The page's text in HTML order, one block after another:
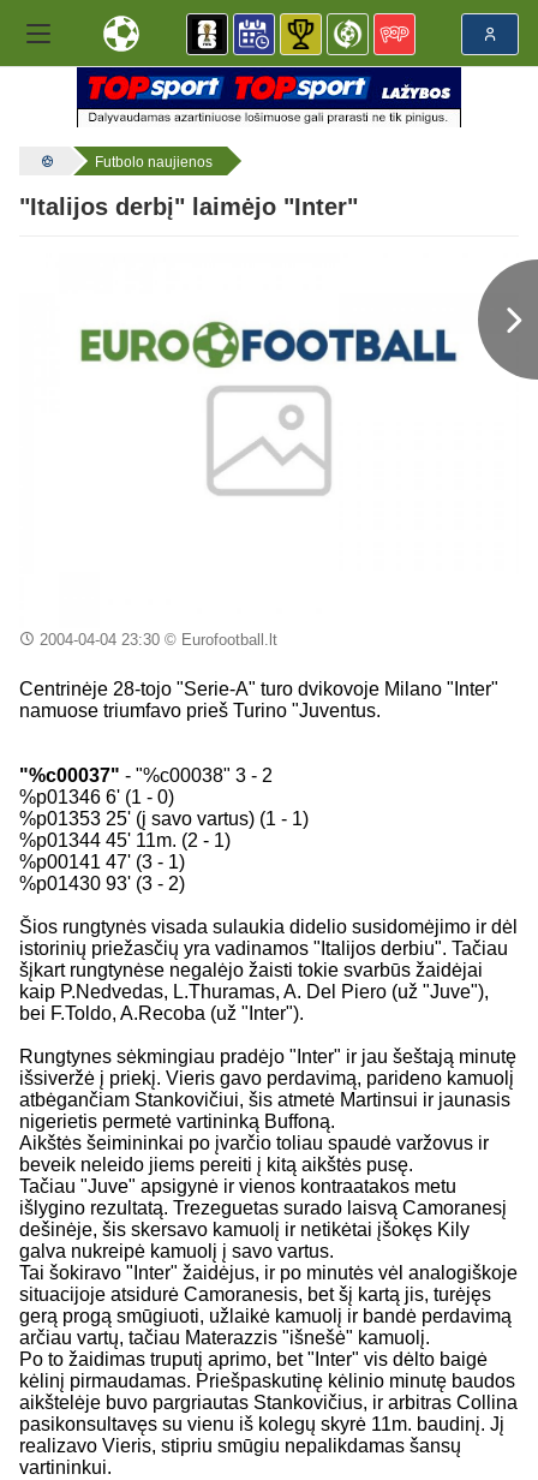
Futbolo naujienos
"Italijos derbį" laimėjo "Inter"
2004-04-04 23:30© Eurofootball.lt
Centrinėje 28-tojo "Serie-A" turo dvikovoje Milano "Inter"
namuose triumfavo prieš Turino "Juventus.
"%c00037" - "%c00038" 3 - 2
%p01346 6' (1 - 0)
%p01353 25' (į savo vartus) (1 - 1)
%p01344 45' 11m. (2 - 1)
%p00141 47' (3 - 1)
%p01430 93' (3 - 2)
Šios rungtynės visada sulaukia didelio susidomėjimo ir dėl
istorinių priežasčių yra vadinamos "Italijos derbiu". Tačiau
šįkart rungtynėse negalėjo žaisti tokie svarbūs žaidėjai
kaip P.Nedvedas, L.Thuramas, A. Del Piero (už "Juve"),
bei F.Toldo, A.Recoba (už "Inter").
Rungtynes sėkmingiau pradėjo "Inter" ir jau šeštają minutę
išsiveržė į priekį. Vieris gavo perdavimą, parideno kamuolį
atbėgančiam Stankovičiui, šis atmetė Martinsui ir jaunasis
nigerietis permetė vartininką Buffoną.
Aikštės šeimininkai po įvarčio toliau spaudė varžovus ir
beveik neleido jiems pereiti į kitą aikštės pusę.
Tačiau "Juve" apsigynė ir vienos kontraatakos metu
išlygino rezultatą. Trezeguetas surado laisvą Camoranesį
dešinėje, šis skersavo kamuolį ir netikėtai įšokęs Kily
galva nukreipė kamuolį į savo vartus.
Tai šokiravo "Inter" žaidėjus, ir po minutės vėl analogiškoje
situacijoje atsidurė Camoranesis, bet šį kartą jis, turėjęs
gerą progą smūgiuoti, užlaikė kamuolį ir bandė perdavimą
arčiau vartų, tačiau Materazzis "išnešė" kamuolį.
Po to žaidimas truputį aprimo, bet "Inter" vis dėlto baigė
kėlinį pirmaudamas. Priešpaskutinę kėlinio minutę baudos
aikštelėje buvo pargriautas Stankovičius, ir arbitras Collina
pasikonsultavęs su vienu iš kolegų skyrė 11m. baudinį. Jį
realizavo Vieris, stipriu smūgiu nepalikdamas šansų
vartininkui.